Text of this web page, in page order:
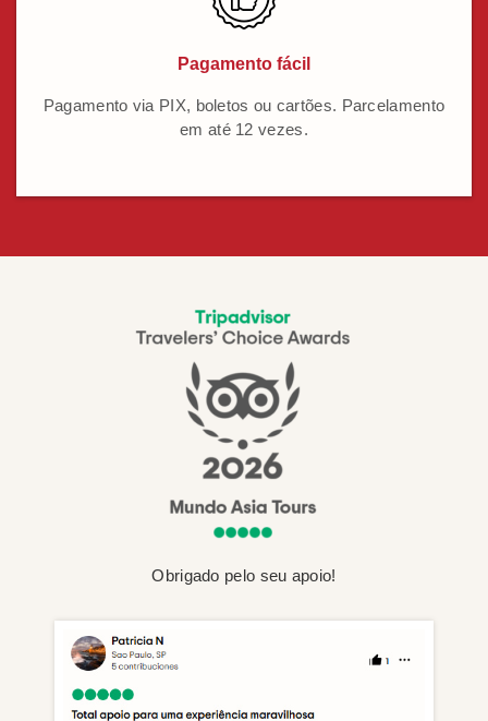
Pagamento fácil
Pagamento via PIX, boletos ou cartões. Parcelamento
em até 12 vezes.
Obrigado pelo seu apoio!